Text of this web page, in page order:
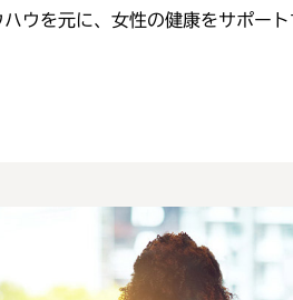
ウを元に、女性の健康をサポー